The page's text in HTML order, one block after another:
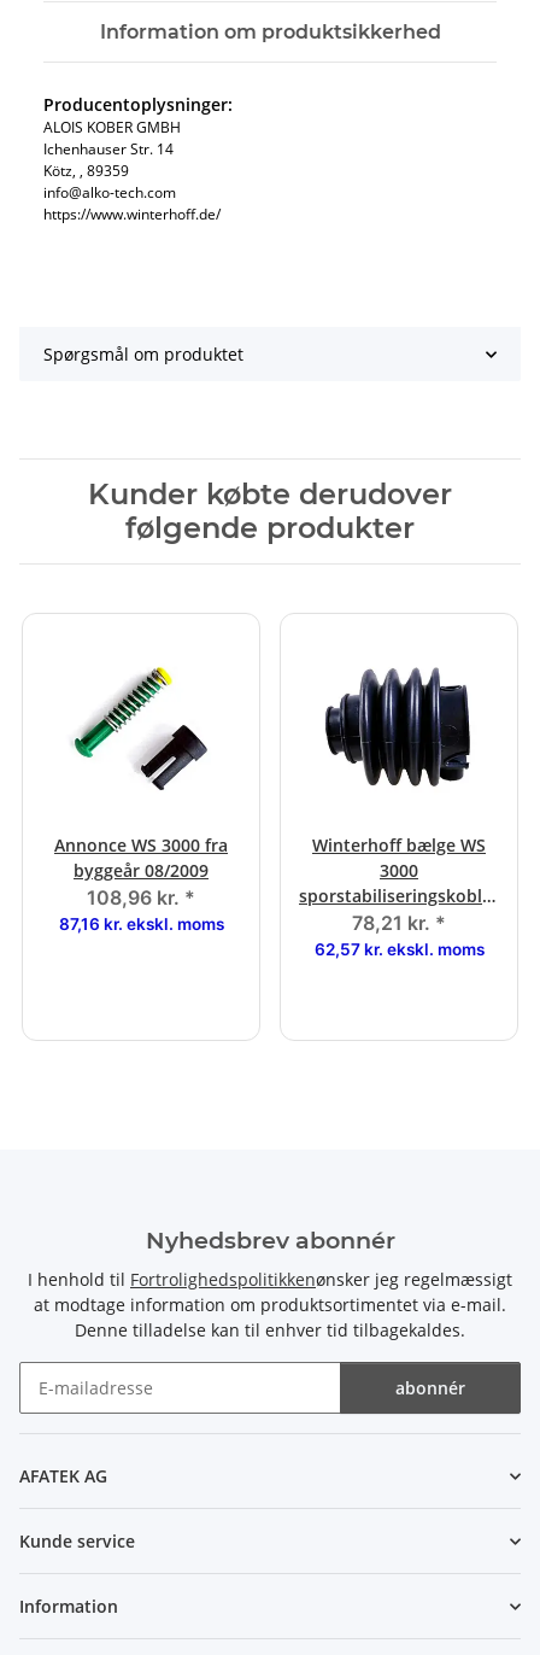
Information om produktsikkerhed
Producentoplysninger:
ALOIS KOBER GMBH​
Ichenhauser Str. 14
Kötz​, , 89359
info@alko-tech.com
https://www.winterhoff.de/
Spørgsmål om produktet
Kunder købte derudover
følgende produkter
Annonce WS 3000 fra
byggeår 08/2009
108,96 kr. *
87,16 kr. ekskl. moms
Winterhoff bælge WS
3000
sporstabiliseringskobling
Ø 70 mm
78,21 kr. *
62,57 kr. ekskl. moms
Nyhedsbrev abonnér
I henhold til Fortrolighedspolitikkenønsker jeg regelmæssigt
at modtage information om produktsortimentet via e-mail.
Denne tilladelse kan til enhver tid tilbagekaldes.
abonnér
AFATEK AG
Kunde service
Information